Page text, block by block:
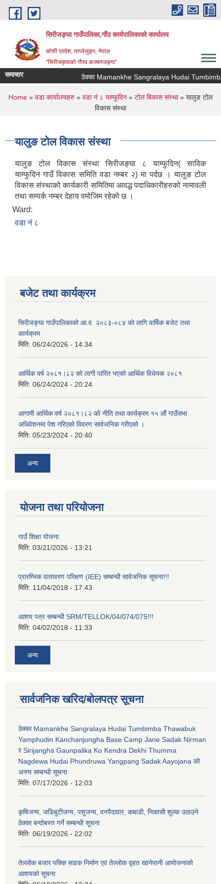
Skip to main content
सिरीजङ्घा गाउँपालिका,गाँउ कार्यपालिकाको कार्यालय
कोशी प्रदेश, ताप्लेजुङ्ग, नेपाल
"सिरीजङ्घाको गौरव कञ्चनजङ्गा"
समाचार ठेक्का Mamankhe Sangralaya Hudai
You are here
Home » वडा कार्यालयहरु » वडा नं ८ याम्फुदिन » टोल बिकास संस्था» यालुङ टोल
विकास संस्था
यालुङ टोल विकास संस्था
यालुङ टोल विकास संस्था सिरीजङ्घा ८ याम्फुदिन( साविक
याम्फुदिन गाउँ विकास समिति वडा नम्बर २) मा पर्दछ । यालुङ टोल
विकास संस्थाको कार्यकारी समितिमा आवद्ध पदाधिकारीहरुको नामावली
तथा सम्पर्क नम्बर देहाय वमोजिम रहेको छ ।
Ward:
वडा नं ८
बजेट तथा कार्यक्रम
सिरीजङ्घा गाउँपालिकाको आ.व. २०८३-०८४ को लागि वार्षिक बजेट तथा
कार्यक्रम
मिति: 06/24/2026 - 14:34
आर्थिक वर्ष २०८१।८२ को लागी पारित भएको आर्थिक विधेयक २०८१
मिति: 06/24/2024 - 20:24
आगामी आर्थिक वर्ष २०८१।८२ को नीति तथा कार्यक्रम १५ औं गाउँसभा
अधिवेशनमा पेश गरिएको विवरण सार्वजनिक गरीएको ।
मिति: 05/23/2024 - 20:40
अन्य
योजना तथा परियोजना
गाउँ शिक्षा योजना
मिति: 03/21/2026 - 13:21
प्रारम्भिक वातावरण परिक्षण (IEE) सम्बन्धी सार्वजनिक सूचना!!!
मिति: 11/04/2018 - 17:43
आशय पत्र सम्बन्धी SRM/TELLOK/04/074/075!!!
मिति: 04/02/2018 - 11:33
अन्य
सार्वजनिक खरिद/बोलपत्र सूचना
ठेक्का Mamankhe Sangralaya Hudai Tumbimba Thawabuk
Yamphudin Kanchanjungha Base Camp Jane Sadak Nirman
र Sirijangha Gaunpalika Ko Kendra Dekhi Thumma
Nagdewa Hudai Phundruwa Yangpang Sadak Aayojana को
अन्त्य सम्बन्धी सूचना
मिति: 07/17/2026 - 12:03
कृषिजन्य, जडिबुटीजन्य, पशुजन्य, वनपैदावार, कबाडी, निकासी शुल्क उठाउने
ठेक्का बन्दोबस्त गर्ने सम्बन्धी सूचना
मिति: 06/19/2026 - 22:02
तेल्लोक बजार पक्कि सडक निर्माण एवं तेल्लोक वृहत खानेपानी आयोजनाको
आशयको सूचना